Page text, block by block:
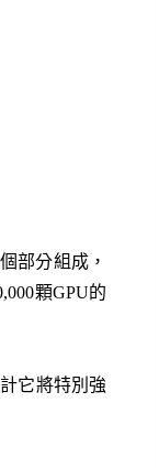
部分組成，
顆GPU的
它將特別強